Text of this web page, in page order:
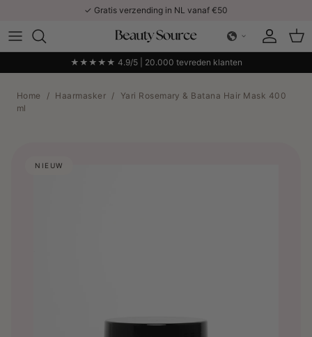
✓ Gratis verzending in NL vanaf €50
Account
★★★★★ 4.9/5 | 20.000 tevreden klanten
Home / Haarmasker /
Yari Rosemary & Batana Hair Mask 400
ml
NIEUW